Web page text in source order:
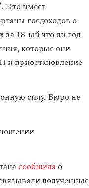
Это имеет
госдоходов о
за 18-ый что ли год
которые они
и приостановление
силу, Бюро не
сообщилао
полученные